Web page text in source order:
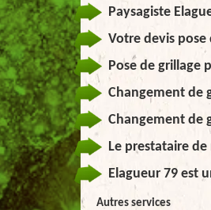
Paysagiste
Votre devis pose
Pose de grillage
Changement de
Changement de
Le prestataire
Elagueur 79 est
Autres services